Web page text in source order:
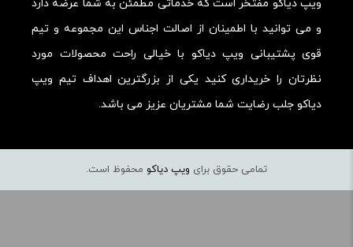
ویپ دیاکو مفتخر است که خدماتی مطمئن به شما عرضه دارد
و می توانید با اطمینان از اصالت اجناس این مجموعه و تیم
قوی پشتیبانی ویپ دیاکو با خیالی راحت محصولات مورد
نظرتان را خریداری کنید یکی از بزرگترین اهداف تیم ویپ
دیاکو جلب رضایت شما مشتریان عزیز می باشد.
تمامی حقوق برای ویپ دیاکو محفوظ است.